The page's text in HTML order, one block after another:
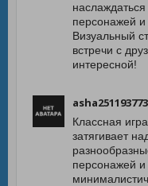
персонажей и
Визуальный
встречи с
интересной!
asha251193773
Классная
затягивает
персонажей